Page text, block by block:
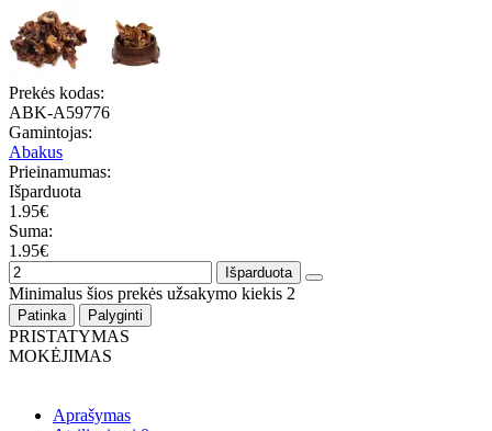
Prekės kodas:
ABK-A59776
Gamintojas:
Abakus
Prieinamumas:
Išparduota
1.95€
Suma:
1.95€
Išparduota
Minimalus šios prekės užsakymo kiekis 2
Patinka Palyginti
PRISTATYMAS
MOKĖJIMAS
Aprašymas